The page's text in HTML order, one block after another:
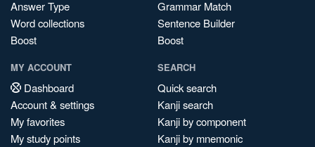
Answer Type
Word collections
Boost
Grammar Match
Sentence Builder
Boost
MY ACCOUNT
Dashboard
Account & settings
My favorites
My study points
SEARCH
Quick search
Kanji search
Kanji by component
Kanji by mnemonic